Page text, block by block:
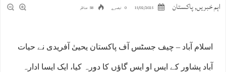
اہم خبریں,پاکستان 15/02/2025 0 تبصرے 58 مناظر
اسلام آباد – چیف جسٹس آف پاکستان یحییٰ آفریدی نے حیات
آباد پشاور کے ایس او ایس گاؤں کا دورہ کیا، ایک ایسا ادارہ